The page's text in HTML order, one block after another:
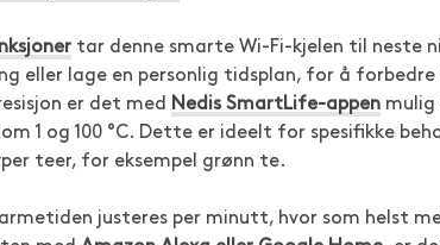
tar denne smarte Wi-Fi-kjelen til neste
eller lage en personlig tidsplan, for å
er det med
Nedis SmartLife-appen mulig
1 og 100 °C. Dette er ideelt for spesifikke
teer, for eksempel grønn te.
justeres per minutt, hvor som helst